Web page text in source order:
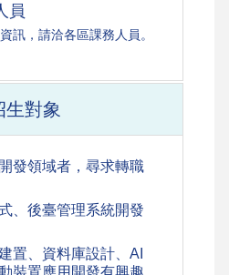
員
訊，請洽各區課務人員。
生對象
發領域者，尋求轉職
、後臺管理系統開發
置、資料庫設計、AI